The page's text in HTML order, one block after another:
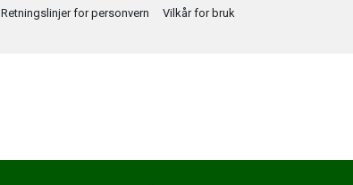
Retningslinjer for personvern Vilkår for bruk